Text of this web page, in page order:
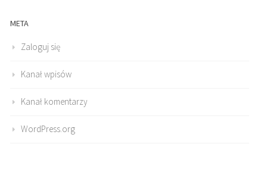
META
Zaloguj się
Kanał wpisów
Kanał komentarzy
WordPress.org